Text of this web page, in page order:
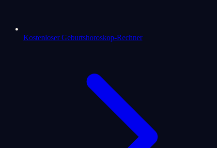
Kostenloser Geburtshoroskop-Rechner